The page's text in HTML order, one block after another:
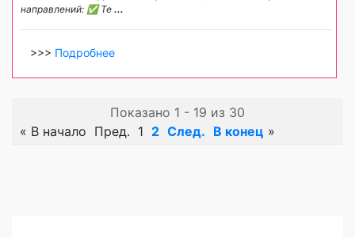
направлений: ✅ Те ...
>>> Подробнее
Показано 1 - 19 из 30
« В начало Пред. 1 2 След. В конец »